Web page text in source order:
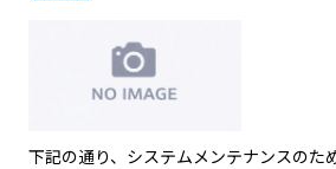
下記の通り、システムメンテナンスのた